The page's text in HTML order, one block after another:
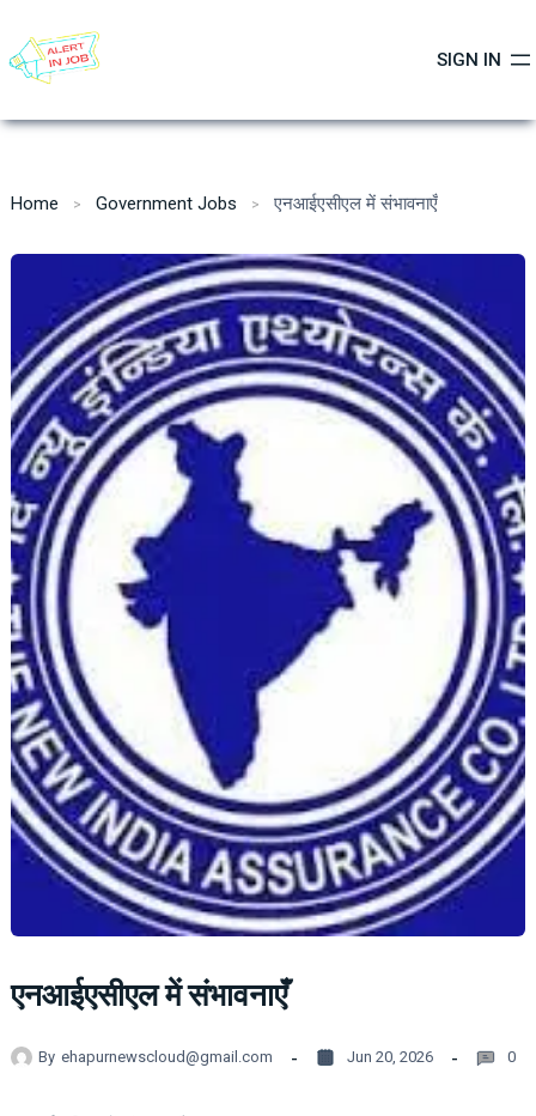
content
SIGN IN
Home Government Jobs एनआईएसीएल में संभावनाएँ
एनआईएसीएल में संभावनाएँ
By ehapurnewscloud@gmail.com Jun 20, 2026 0